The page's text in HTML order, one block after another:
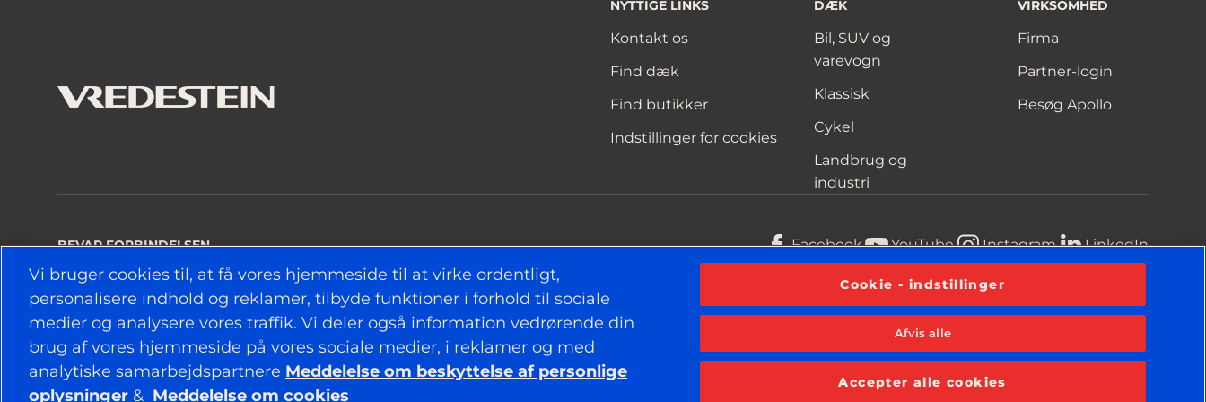
NYTTIGE LINKS
Kontakt os
Find dæk
Find butikker
Indstillinger for cookies
DÆK
Bil, SUV og
varevogn
Klassisk
Cykel
Landbrug og
industri
VIRKSOMHED
Firma
Partner-login
Besøg Apollo
BEVAR FORBINDELSEN Facebook YouTube Instagram LinkedIn
Vilkår og betingelser
Vi bruger cookies til, at få vores hjemmeside til at virke ordentligt,
personalisere indhold og reklamer, tilbyde funktioner i forhold til sociale
medier og analysere vores traffik. Vi deler også information vedrørende din
brug af vores hjemmeside på vores sociale medier, i reklamer og med
analytiske samarbejdspartnere Meddelelse om beskyttelse af personlige
oplysninger & Meddelelse om cookies
Cookie - indstillinger
Afvis alle
Accepter alle cookies